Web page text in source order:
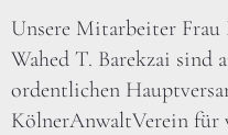
Unsere Mitarbeiter
Wahed T. Barekzai sind
ordentlichen
KölnerAnwaltVerein für